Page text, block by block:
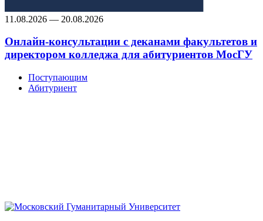
11.08.2026 — 20.08.2026
Онлайн-консультации с деканами факультетов и
директором колледжа для абитуриентов МосГУ
Поступающим
Абитуриент